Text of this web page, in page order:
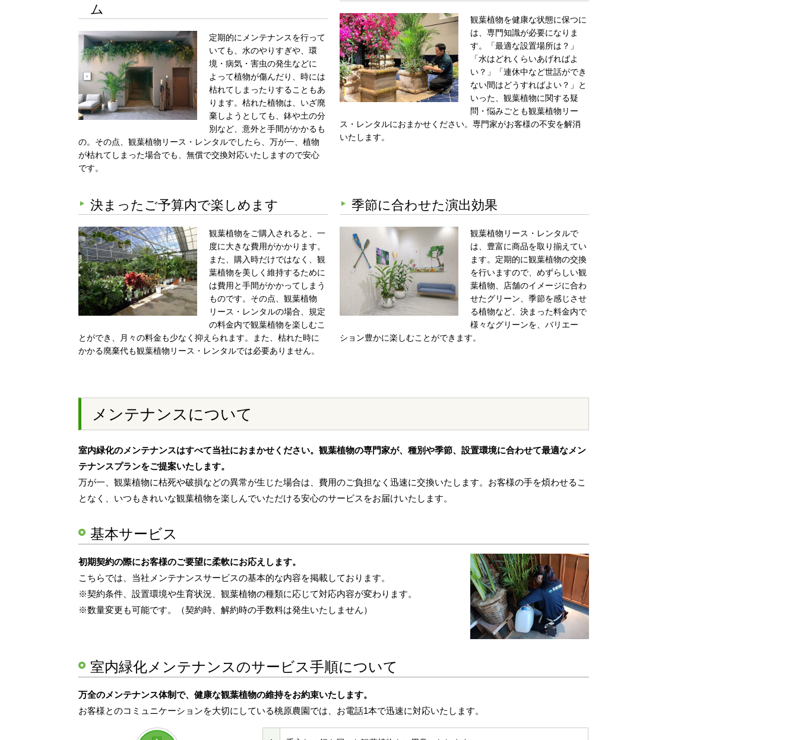
ム
定期的にメンテナンスを行って
いても、水のやりすぎや、環
境・病気・害虫の発生などに
よって植物が傷んだり、時には
枯れてしまったりすることもあ
ります。枯れた植物は、いざ廃
棄しようとしても、鉢や土の分
別など、意外と手間がかかるも
の。その点、観葉植物リース・レンタルでしたら、万が一、植物
が枯れてしまった場合でも、無償で交換対応いたしますので安心
です。
観葉植物を健康な状態に保つに
は、専門知識が必要になりま
す。「最適な設置場所は？」
「水はどれくらいあげればよ
い？」「連休中など世話ができ
ない間はどうすればよい？」と
いった、観葉植物に関する疑
問・悩みごとも観葉植物リー
ス・レンタルにおまかせください。専門家がお客様の不安を解消
いたします。
決まったご予算内で楽しめます
観葉植物をご購入されると、一
度に大きな費用がかかります。
また、購入時だけではなく、観
葉植物を美しく維持するために
は費用と手間がかかってしまう
ものです。その点、観葉植物
リース・レンタルの場合、規定
の料金内で観葉植物を楽しむこ
とができ、月々の料金も少なく抑えられます。また、枯れた時に
かかる廃棄代も観葉植物リース・レンタルでは必要ありません。
季節に合わせた演出効果
観葉植物リース・レンタルで
は、豊富に商品を取り揃えてい
ます。定期的に観葉植物の交換
を行いますので、めずらしい観
葉植物、店舗のイメージに合わ
せたグリーン、季節を感じさせ
る植物など、決まった料金内で
様々なグリーンを、バリエー
ション豊かに楽しむことができます。
メンテナンスについて
室内緑化のメンテナンスはすべて当社におまかせください。観葉植物の専門家が、種別や季節、設置環境に合わせて最適なメン
テナンスプランをご提案いたします。
万が一、観葉植物に枯死や破損などの異常が生じた場合は、費用のご負担なく迅速に交換いたします。お客様の手を煩わせるこ
となく、いつもきれいな観葉植物を楽しんでいただける安心のサービスをお届けいたします。
基本サービス
初期契約の際にお客様のご要望に柔軟にお応えします。
こちらでは、当社メンテナンスサービスの基本的な内容を掲載しております。
※契約条件、設置環境や生育状況、観葉植物の種類に応じて対応内容が変わります。
※数量変更も可能です。（契約時、解約時の手数料は発生いたしません）
室内緑化メンテナンスのサービス手順について
万全のメンテナンス体制で、健康な観葉植物の維持をお約束いたします。
お客様とのコミュニケーションを大切にしている桃原農園では、お電話1本で迅速に対応いたします。